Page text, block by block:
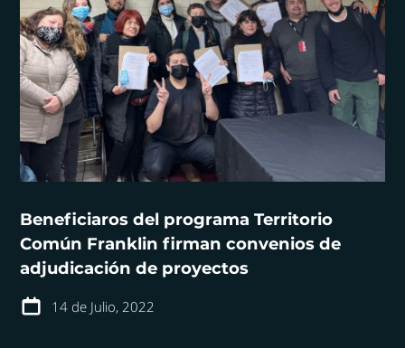
Beneficiaros del programa Territorio
Común Franklin firman convenios de
adjudicación de proyectos
14 de Julio, 2022